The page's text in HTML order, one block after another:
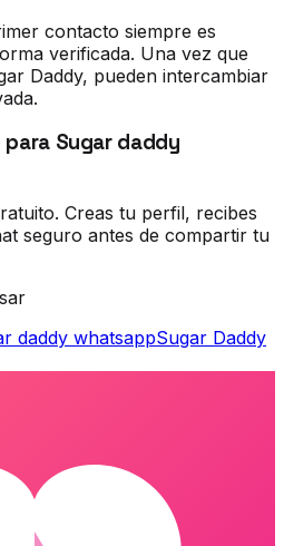
contacto siempre es
verificada. Una vez que
Daddy, pueden intercambiar
Sugar daddy
Creas tu perfil, recibes
seguro antes de compartir tu
daddy whatsappSugar Daddy